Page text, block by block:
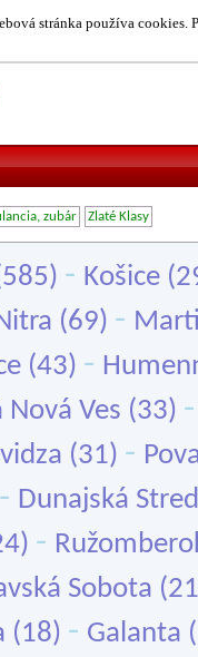
stránka používa cookies.
zubár Zlaté Klasy
- Košice
(69) -
(43) -
Nová Ves (33)
(31) -
- Dunajská
-
Sobota
(18) - Galanta